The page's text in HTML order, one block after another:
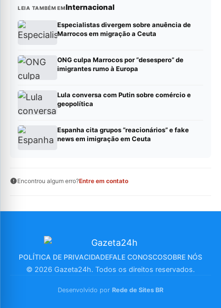
LEIA TAMBÉM EMInternacional
Especialistas divergem sobre anuência de
Marrocos em migração a Ceuta
ONG culpa Marrocos por “desespero” de
imigrantes rumo à Europa
Lula conversa com Putin sobre comércio e
geopolítica
Espanha cita grupos “reacionários” e fake
news em imigração em Ceuta
Encontrou algum erro?Entre em contato
POLÍTICA DE PRIVACIDADEFALE CONOSCOSOBRE NÓS
© 2026 Gazeta24h. Todos os direitos reservados.
Desenvolvido por Rede de Sites BR